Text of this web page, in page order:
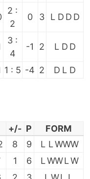
2 :
2
0 3 L D D D
3 :
4
-1 2 L D D
1 : 5 -4 2 D L D
+/- P FORM
8 9 L LWWW
1 6 LWWLW